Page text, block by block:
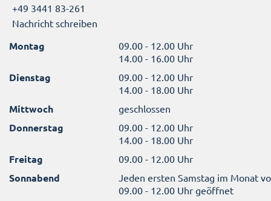
+49 3441 83-261
Nachricht schreiben
Montag
09.00 - 12.00 Uhr
14.00 - 16.00 Uhr
Dienstag
09.00 - 12.00 Uhr
14.00 - 18.00 Uhr
Mittwoch geschlossen
Donnerstag
09.00 - 12.00 Uhr
14.00 - 18.00 Uhr
Freitag 09.00 - 12.00 Uhr
Sonnabend
Jeden ersten Samstag im Monat
09.00 - 12.00 Uhr geöffnet